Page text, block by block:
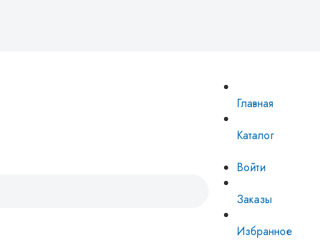
Главная
Каталог
Войти
Заказы
Избранное